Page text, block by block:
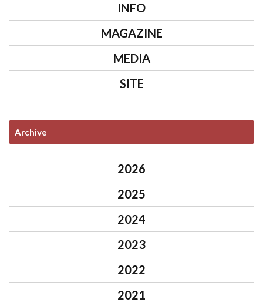
INFO
MAGAZINE
MEDIA
SITE
Archive
2026
2025
2024
2023
2022
2021